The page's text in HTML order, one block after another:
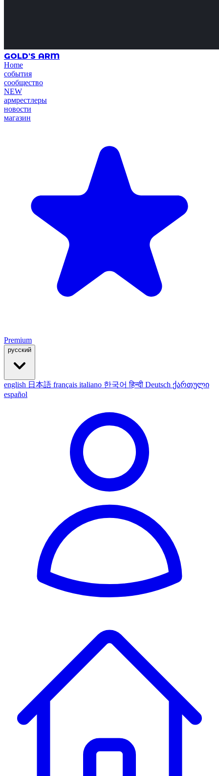
GOLD'S ARM
Home
события
сообщество
NEW
армрестлеры
новости
магазин
Premium
русский
english 日本語 français italiano 한국어हिन्दी Deutsch ქართული
español